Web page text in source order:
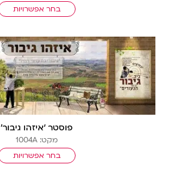
בחר אפשרויות
פוסטר ‘איזהו גיבור’
מקט: 1004A
בחר אפשרויות